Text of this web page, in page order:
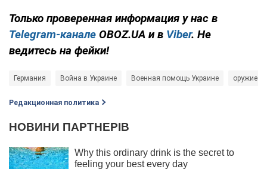
Только проверенная информация у нас в
Telegram-канале OBOZ.UA и в Viber. Не
ведитесь на фейки!
Германия Война в Украине Военная помощь Украине оружие
Редакционная политика